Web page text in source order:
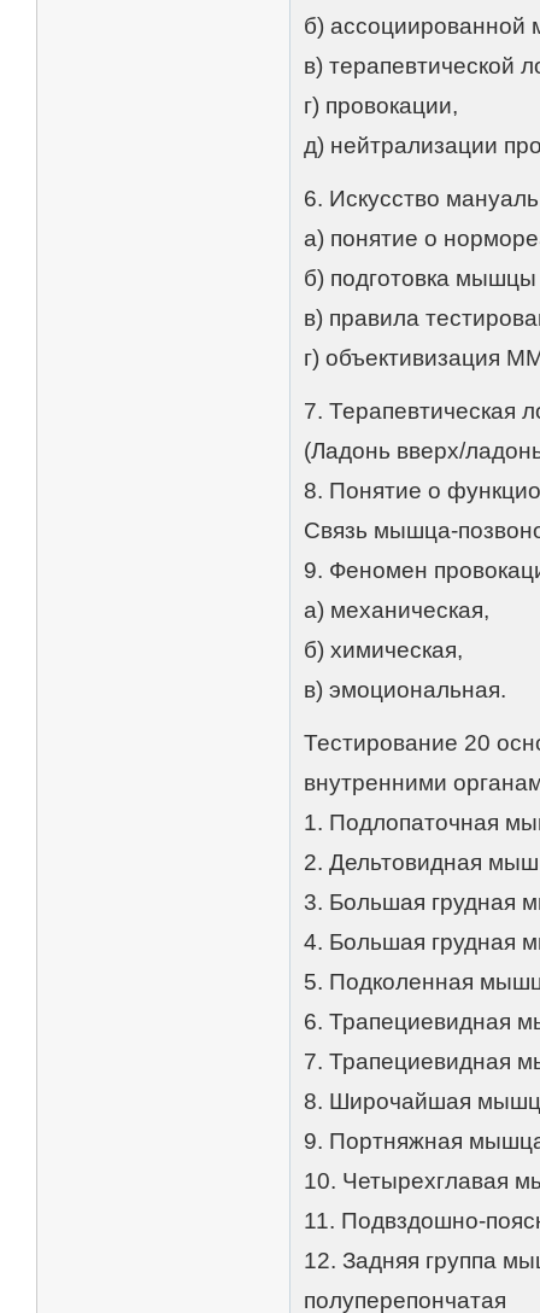
б)
в) терапевтической
г) провокации,
д) нейтрализации
6. Искусство
а) понятие о
б) подготовка
в) правила
г) объективизация
7. Терапевтическая
(Ладонь вверх/
8. Понятие о
Связь мышца-
9. Феномен
а) механическая,
б) химическая,
в) эмоциональная.
Тестирование 20
внутренними
1. Подлопаточная
2. Дельтовидная
3. Большая грудная
4. Большая грудная
5. Подколенная
6. Трапециевидная
7. Трапециевидная
8. Широчайшая
9. Портняжная
10. Четырехглавая
11. Подвздошно-
12. Задняя группа
полуперепончатая